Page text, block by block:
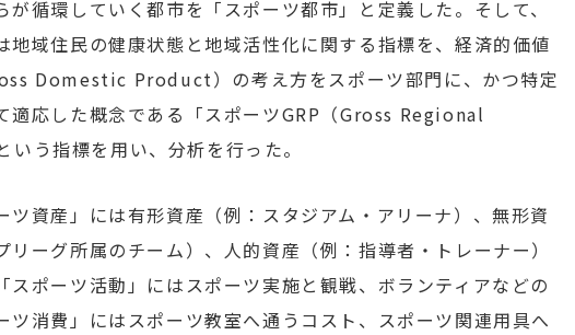
が循環していく都市を「スポーツ都市」と定義した。そして、
地域住民の健康状態と地域活性化に関する指標を、経済的価値
Domestic Product）の考え方をスポーツ部門に、かつ特定
適応した概念である「スポーツGRP（Gross Regional
う指標を用い、分析を行った。
ツ資産」には有形資産（例：スタジアム・アリーナ）、無形資
リーグ所属のチーム）、人的資産（例：指導者・トレーナー）
スポーツ活動」にはスポーツ実施と観戦、ボランティアなどの
ツ消費」にはスポーツ教室へ通うコスト、スポーツ関連用具へ